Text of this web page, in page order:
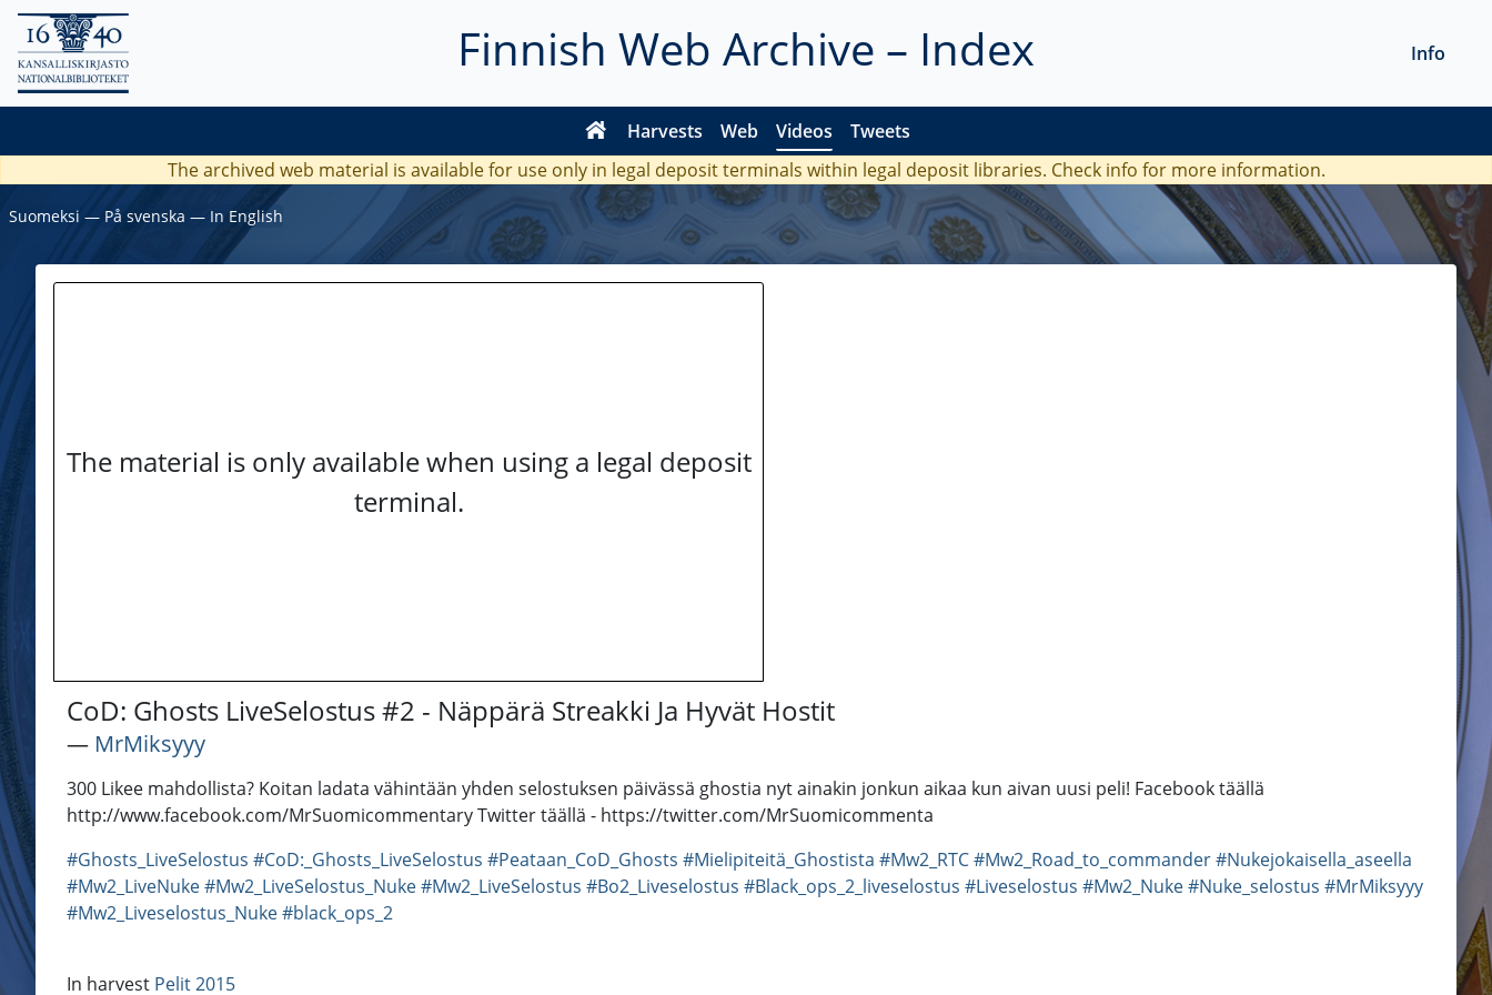
Finnish Web Archive – Index
Harvests Web Videos Tweets
Info
The archived web material is available for use only in legal deposit terminals within legal deposit libraries. Check info for more information.
Suomeksi ― På svenska ― In English
The material is only available when using a legal deposit
terminal.
CoD: Ghosts LiveSelostus #2 - Näppärä Streakki Ja Hyvät Hostit
― MrMiksyyy
300 Likee mahdollista? Koitan ladata vähintään yhden selostuksen päivässä ghostia nyt ainakin jonkun aikaa kun aivan uusi peli! Facebook täällä
http://www.facebook.com/MrSuomicommentary Twitter täällä - https://twitter.com/MrSuomicommenta
#Ghosts_LiveSelostus #CoD:_Ghosts_LiveSelostus #Peataan_CoD_Ghosts #Mielipiteitä_Ghostista #Mw2_RTC#Mw2_Road_to_commander#Nukejokaisella_aseella
#Mw2_LiveNuke#Mw2_LiveSelostus_Nuke#Mw2_LiveSelostus #Bo2_Liveselostus #Black_ops_2_liveselostus #Liveselostus #Mw2_Nuke#Nuke_selostus #MrMiksyyy
#Mw2_Liveselostus_Nuke#black_ops_2
In harvest Pelit 2015